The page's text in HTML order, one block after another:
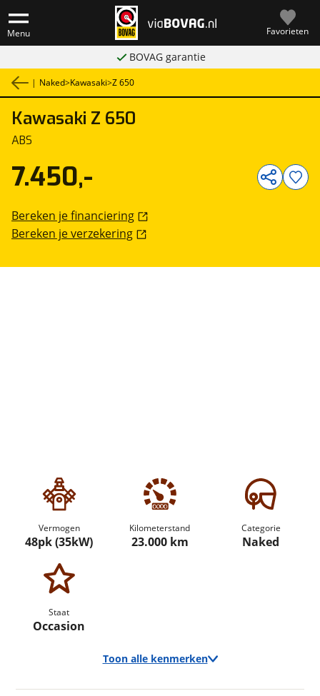
Menu Favorieten
BOVAG garantie
| Naked>Kawasaki>Z 650
Kawasaki Z 650
ABS
Vermogen
48pk (35kW)
Kilometerstand
23.000 km
Categorie
Naked
Staat
Occasion
Toon alle kenmerken
7.450,-
Bereken je financiering
Bereken je verzekering